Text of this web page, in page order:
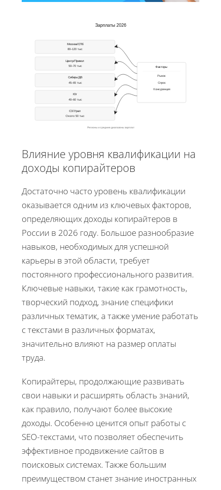
Зарплаты 2026
Москва/СПб
80–120 тыс
Центр/Привол
50–70 тыс
Сибирь/ДВ
45–65 тыс
Юг
40–60 тыс
СЗ/Урал
Около 50 тыс
Факторы
Рынок
Спрос
Конкуренция
Регионы и средние диапазоны зарплат
Влияние уровня квалификации на
доходы копирайтеров
Достаточно часто уровень квалификации
оказывается одним из ключевых факторов,
определяющих доходы копирайтеров в
России в 2026 году. Большое разнообразие
навыков, необходимых для успешной
карьеры в этой области, требует
постоянного профессионального развития.
Ключевые навыки, такие как грамотность,
творческий подход, знание специфики
различных тематик, а также умение работать
с текстами в различных форматах,
значительно влияют на размер оплаты
труда.
Копирайтеры, продолжающие развивать
свои навыки и расширять область знаний,
как правило, получают более высокие
доходы. Особенно ценится опыт работы с
SEO-текстами, что позволяет обеспечить
эффективное продвижение сайтов в
поисковых системах. Также большим
преимуществом станет знание иностранных